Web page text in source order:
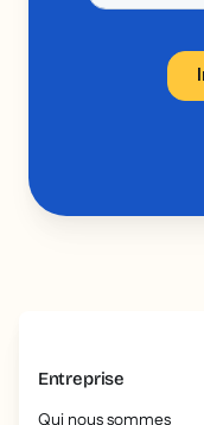
Entreprise